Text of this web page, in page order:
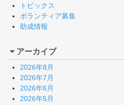
トピックス
ボランティア募集
助成情報
アーカイブ
2026年8月
2026年7月
2026年6月
2026年5月